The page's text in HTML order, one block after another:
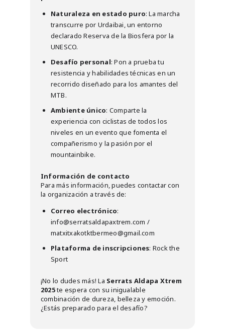
Naturaleza en estado puro: La marcha
transcurre por Urdaibai, un entorno
declarado Reserva de la Biosfera por la
UNESCO.
Desafío personal: Pon a prueba tu
resistencia y habilidades técnicas en un
recorrido diseñado para los amantes del
MTB.
Ambiente único: Comparte la
experiencia con ciclistas de todos los
niveles en un evento que fomenta el
compañerismo y la pasión por el
mountainbike.
Información de contacto
Para más información, puedes contactar con
la organización a través de:
Correo electrónico:
info@serratsaldapaxtrem.com /
matxitxakotktbermeo@gmail.com
Plataforma de inscripciones: Rock the
Sport
¡No lo dudes más! La Serrats Aldapa Xtrem
2025te espera con su inigualable
combinación de dureza, belleza y emoción.
¿Estás preparado para el desafío?